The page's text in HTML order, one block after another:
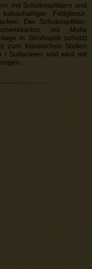
mit Schokosplittern und
Fettglasur,
Der Schokosplitter-
mit Motiv
in Strohoptik schützt
zum klassischen Stollen
/ Sultaninen und wird mit